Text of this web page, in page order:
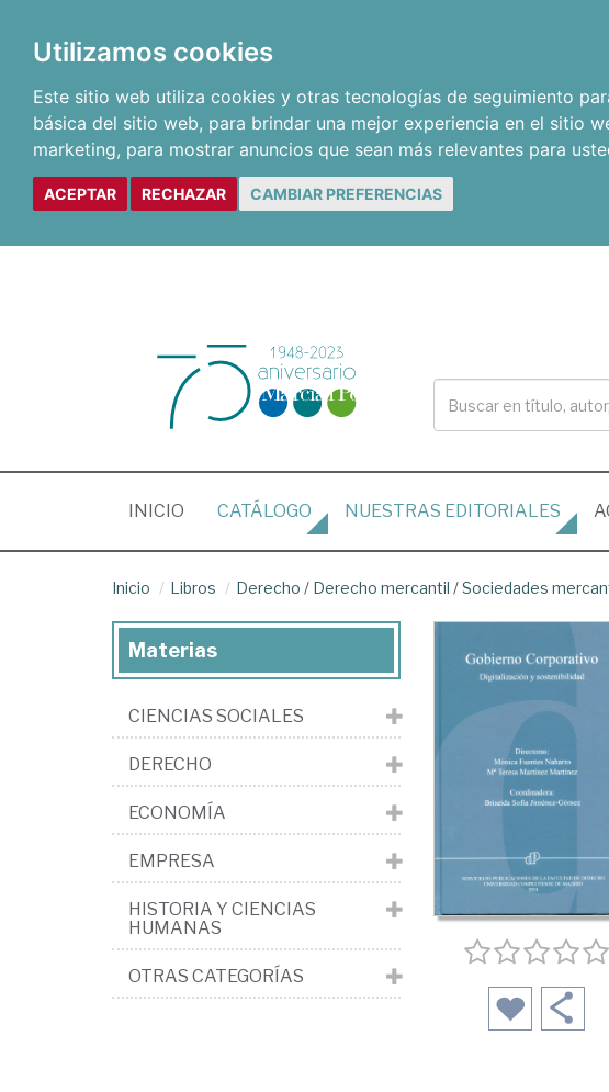
Utilizamos cookies
Este sitio web utiliza cookies y otras tecnologías de seguimiento
básica del sitio web, para brindar una mejor experiencia en el sitio
marketing, para mostrar anuncios que sean más relevantes para
ACEPTAR RECHAZAR CAMBIAR PREFERENCIAS
INICIO (CURRENT)
CATÁLOGO NUESTRAS EDITORIALES
Inicio Libros Derecho / Derecho mercantil /Sociedades
Materias
CIENCIAS SOCIALES
DERECHO
ECONOMÍA
EMPRESA
HISTORIA Y CIENCIAS
HUMANAS
OTRAS CATEGORÍAS